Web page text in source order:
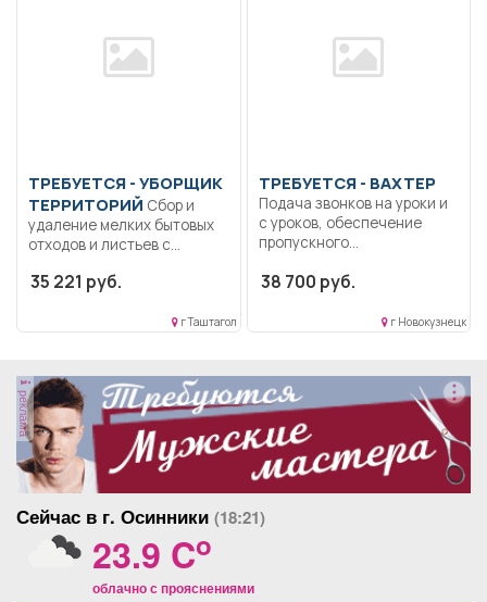
ТРЕБУЕТСЯ - УБОРЩИК
ТЕРРИТОРИЙ
удаление мелких бытовых
отходов и листьев с...
35 221 руб.
г Таштагол
ТРЕБУЕТСЯ - ВАХТЕР
Подача звонков на уроки и
с уроков, обеспечение
пропускного...
38 700 руб.
г Новокузнецк
реклама
Сейчас в г. Осинники (18:21)
23.9 Co
облачно с прояснениями